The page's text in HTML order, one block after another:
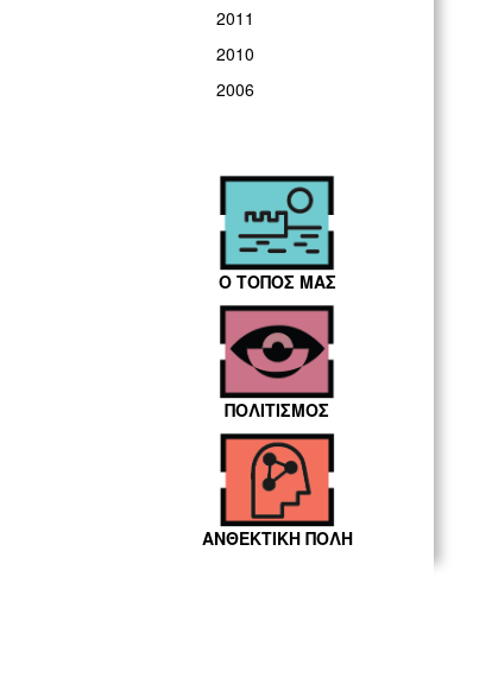
2011
2010
2006
Ο ΤΟΠΟΣ ΜΑΣ
ΠΟΛΙΤΙΣΜΟΣ
ΑΝΘΕΚΤΙΚΗ ΠΟΛΗ